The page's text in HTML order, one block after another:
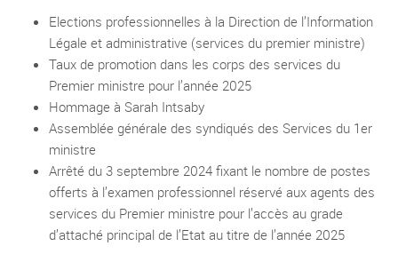
Elections professionnelles à la Direction de l’Information
Légale et administrative (services du premier ministre)
Taux de promotion dans les corps des services du
Premier ministre pour l’année 2025
Hommage à Sarah Intsaby
Assemblée générale des syndiqués des Services du 1er
ministre
Arrêté du 3 septembre 2024 fixant le nombre de postes
offerts à l’examen professionnel réservé aux agents des
services du Premier ministre pour l’accès au grade
d’attaché principal de l’Etat au titre de l’année 2025